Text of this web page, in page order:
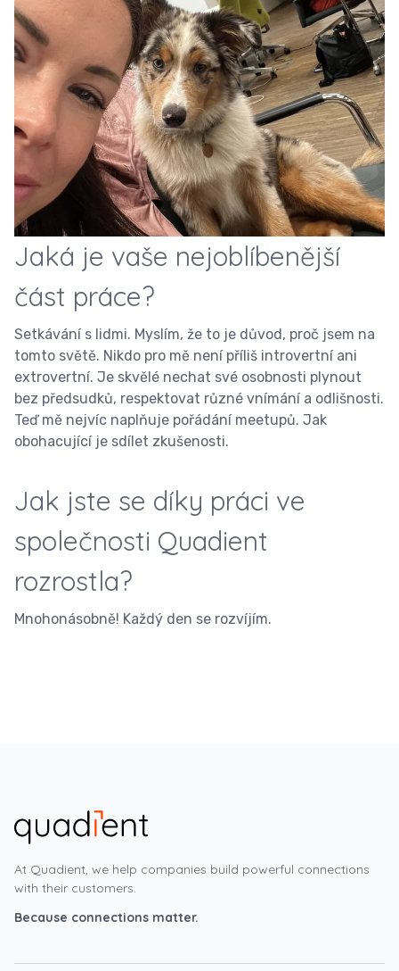
Jaká je vaše nejoblíbenější
část práce?
Setkávání s lidmi. Myslím, že to je důvod, proč jsem na
tomto světě. Nikdo pro mě není příliš introvertní ani
extrovertní. Je skvělé nechat své osobnosti plynout
bez předsudků, respektovat různé vnímání a odlišnosti.
Teď mě nejvíc naplňuje pořádání meetupů. Jak
obohacující je sdílet zkušenosti.
Jak jste se díky práci ve
společnosti Quadient
rozrostla?
Mnohonásobně! Každý den se rozvíjím.
At Quadient, we help companies build powerful connections
with their customers.
Because connections matter.